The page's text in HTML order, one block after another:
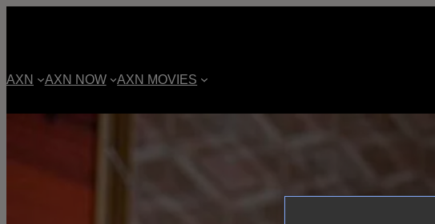
AXN AXN NOW AXN MOVIES